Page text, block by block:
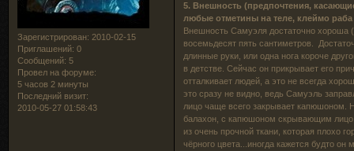
Зарегистрирован: 2010-02-15
Приглашений: 0
Сообщений: 5
Провел на форуме:
5 часов 2 минуты
Последний визит:
2010-05-27 01:58:43
5. Внешность (предпочтения,
любые отметины на теле, клеймо раба
Внешность Самуэля достаточно хороша
восемьдесят пять сантиметров.
длинные руки, или одна нога короче
в детстве. Сейчас он прикрывает его
отталкивает людей, а это не всегда
это сразу не видно, ведь Самуэль
лицо чаще всего закрывает капюшоном.
балахон, с капюшоном скрывающим
из очень прочной ткани, которая плохо
чёрного цвета...иногда кажется будто он